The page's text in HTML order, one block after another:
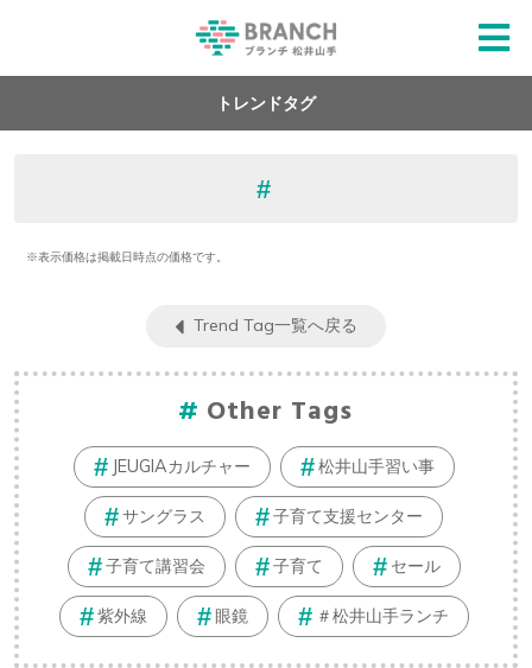
トレンドタグ
※表示価格は掲載日時点の価格です。
Trend Tag一覧へ戻る
Other Tags
JEUGIAカルチャー 松井山手習い事
サングラス 子育て支援センター
子育て講習会 子育て セール
紫外線 眼鏡 ＃松井山手ランチ